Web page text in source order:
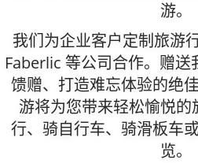
游。
我们为企业客户定制旅游
Faberlic 等公司合作。赠
馈赠、打造难忘体验的绝
游将为您带来轻松愉悦
行、骑自行车、骑滑板车
览。